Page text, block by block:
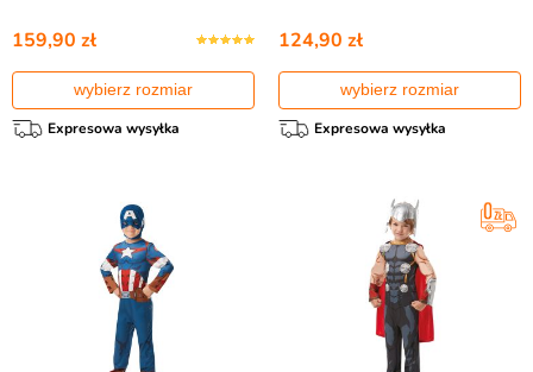
159,90 zł
wybierz rozmiar
Expresowa wysyłka
124,90 zł
wybierz rozmiar
Expresowa wysyłka